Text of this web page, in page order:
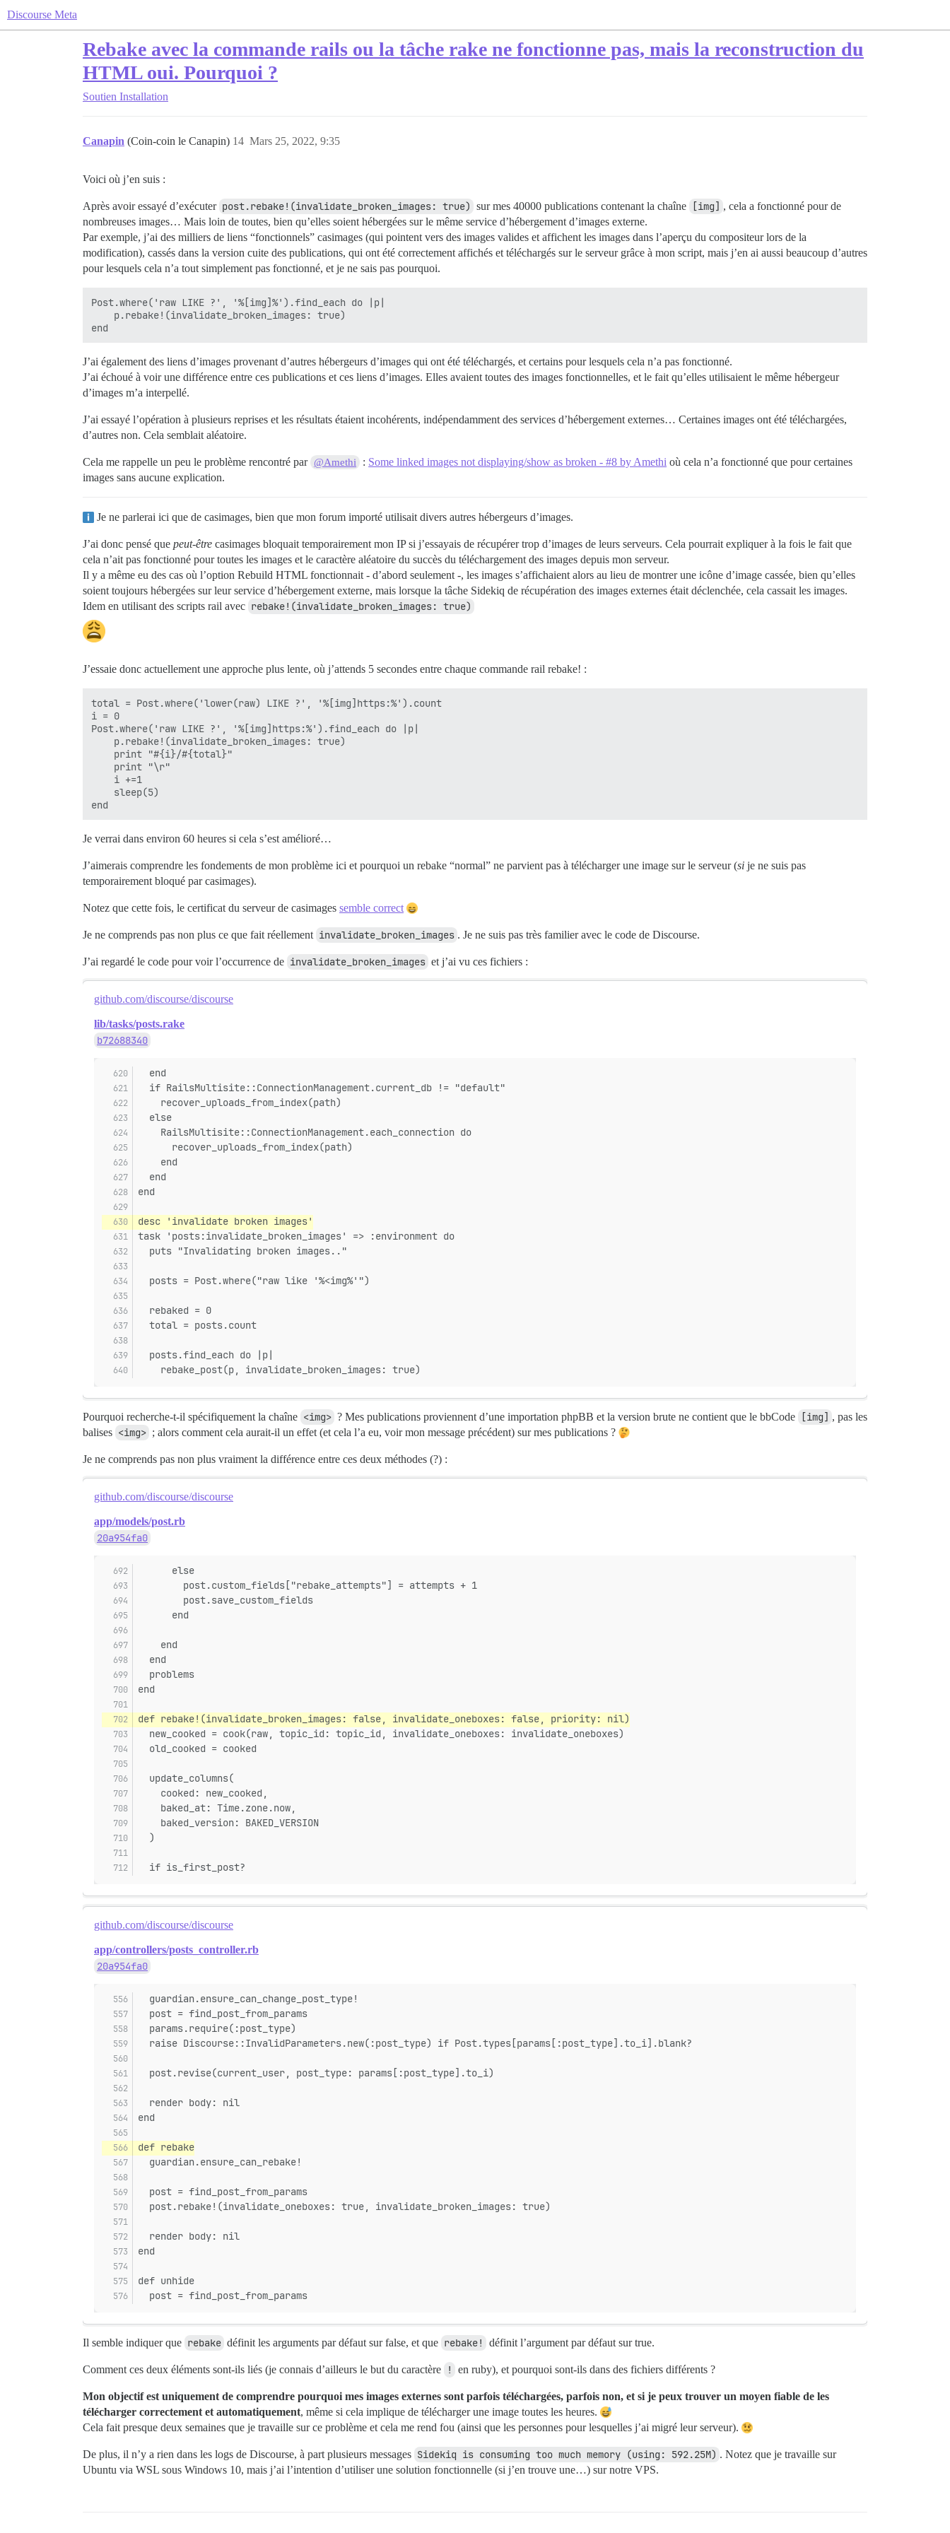
Discourse Meta
Rebake avec la commande rails ou la tâche rake ne fonctionne pas, mais la reconstruction du
HTML oui. Pourquoi ?
Soutien Installation
Canapin (Coin-coin le Canapin) Mars 25, 2022, 9:35
14
Voici où j’en suis :
Après avoir essayé d’exécuter post.rebake!(invalidate_broken_images: true) sur mes 40000 publications contenant la chaîne [img] , cela a fonctionné pour de
nombreuses images… Mais loin de toutes, bien qu’elles soient hébergées sur le même service d’hébergement d’images externe.
Par exemple, j’ai des milliers de liens “fonctionnels” casimages (qui pointent vers des images valides et affichent les images dans l’aperçu du compositeur lors de la
modification), cassés dans la version cuite des publications, qui ont été correctement affichés et téléchargés sur le serveur grâce à mon script, mais j’en ai aussi beaucoup d’autres
pour lesquels cela n’a tout simplement pas fonctionné, et je ne sais pas pourquoi.
Post.where('raw LIKE ?', '%[img]%').find_each do |p|
    p.rebake!(invalidate_broken_images: true)
J’ai également des liens d’images provenant d’autres hébergeurs d’images qui ont été téléchargés, et certains pour lesquels cela n’a pas fonctionné.
J’ai échoué à voir une différence entre ces publications et ces liens d’images. Elles avaient toutes des images fonctionnelles, et le fait qu’elles utilisaient le même hébergeur
d’images m’a interpellé.
J’ai essayé l’opération à plusieurs reprises et les résultats étaient incohérents, indépendamment des services d’hébergement externes… Certaines images ont été téléchargées,
d’autres non. Cela semblait aléatoire.
Cela me rappelle un peu le problème rencontré par @Amethi : Some linked images not displaying/show as broken - #8 by Amethi où cela n’a fonctionné que pour certaines
images sans aucune explication.
Je ne parlerai ici que de casimages, bien que mon forum importé utilisait divers autres hébergeurs d’images.
J’ai donc pensé que peut-être casimages bloquait temporairement mon IP si j’essayais de récupérer trop d’images de leurs serveurs. Cela pourrait expliquer à la fois le fait que
cela n’ait pas fonctionné pour toutes les images et le caractère aléatoire du succès du téléchargement des images depuis mon serveur.
Il y a même eu des cas où l’option Rebuild HTML fonctionnait - d’abord seulement -, les images s’affichaient alors au lieu de montrer une icône d’image cassée, bien qu’elles
soient toujours hébergées sur leur service d’hébergement externe, mais lorsque la tâche Sidekiq de récupération des images externes était déclenchée, cela cassait les images.
Idem en utilisant des scripts rail avec rebake!(invalidate_broken_images: true)
J’essaie donc actuellement une approche plus lente, où j’attends 5 secondes entre chaque commande rail rebake! :
total = Post.where('lower(raw) LIKE ?', '%[img]https:%').count
i = 0
Post.where('raw LIKE ?', '%[img]https:%').find_each do |p|
    p.rebake!(invalidate_broken_images: true)
    print "#{i}/#{total}"
    print "\r"
    i +=1
    sleep(5)
Je verrai dans environ 60 heures si cela s’est amélioré…
J’aimerais comprendre les fondements de mon problème ici et pourquoi un rebake “normal” ne parvient pas à télécharger une image sur le serveur (si je ne suis pas
temporairement bloqué par casimages).
Notez que cette fois, le certificat du serveur de casimages semble correct
Je ne comprends pas non plus ce que fait réellement invalidate_broken_images . Je ne suis pas très familier avec le code de Discourse.
J’ai regardé le code pour voir l’occurrence de invalidate_broken_images et j’ai vu ces fichiers :
github.com/discourse/discourse
lib/tasks/posts.rake
b72688340
  end
  if RailsMultisite::ConnectionManagement.current_db != "default"
    recover_uploads_from_index(path)
  else
    RailsMultisite::ConnectionManagement.each_connection do
      recover_uploads_from_index(path)
    end
  end
end
desc 'invalidate broken images'
task 'posts:invalidate_broken_images' => :environment do
  puts "Invalidating broken images.."
  posts = Post.where("raw like '%<img%'")
  rebaked = 0
  total = posts.count
  posts.find_each do |p|
    rebake_post(p, invalidate_broken_images: true)
Pourquoi recherche-t-il spécifiquement la chaîne <img> ? Mes publications proviennent d’une importation phpBB et la version brute ne contient que le bbCode [img] , pas les
balises <img> ; alors comment cela aurait-il un effet (et cela l’a eu, voir mon message précédent) sur mes publications ?
Je ne comprends pas non plus vraiment la différence entre ces deux méthodes (?) :
github.com/discourse/discourse
app/models/post.rb
20a954fa0
      else
        post.custom_fields["rebake_attempts"] = attempts + 1
        post.save_custom_fields
      end
    end
  end
  problems
end
def rebake!(invalidate_broken_images: false, invalidate_oneboxes: false, priority: nil)
  new_cooked = cook(raw, topic_id: topic_id, invalidate_oneboxes: invalidate_oneboxes)
  old_cooked = cooked
  update_columns(
    cooked: new_cooked,
    baked_at: Time.zone.now,
    baked_version: BAKED_VERSION
  )
  if is_first_post?
github.com/discourse/discourse
app/controllers/posts_controller.rb
20a954fa0
  guardian.ensure_can_change_post_type!
  post = find_post_from_params
  params.require(:post_type)
  raise Discourse::InvalidParameters.new(:post_type) if Post.types[params[:post_type].to_i].blank?
  post.revise(current_user, post_type: params[:post_type].to_i)
  render body: nil
end
def rebake
  guardian.ensure_can_rebake!
  post = find_post_from_params
  post.rebake!(invalidate_oneboxes: true, invalidate_broken_images: true)
  render body: nil
end
def unhide
  post = find_post_from_params
Il semble indiquer que rebake définit les arguments par défaut sur false, et que rebake! définit l’argument par défaut sur true.
Comment ces deux éléments sont-ils liés (je connais d’ailleurs le but du caractère ! en ruby), et pourquoi sont-ils dans des fichiers différents ?
Mon objectif est uniquement de comprendre pourquoi mes images externes sont parfois téléchargées, parfois non, et si je peux trouver un moyen fiable de les
télécharger correctement et automatiquement, même si cela implique de télécharger une image toutes les heures.
Cela fait presque deux semaines que je travaille sur ce problème et cela me rend fou (ainsi que les personnes pour lesquelles j’ai migré leur serveur).
De plus, il n’y a rien dans les logs de Discourse, à part plusieurs messages Sidekiq is consuming too much memory (using: 592.25M) . Notez que je travaille sur
Ubuntu via WSL sous Windows 10, mais j’ai l’intention d’utiliser une solution fonctionnelle (si j’en trouve une…) sur notre VPS.